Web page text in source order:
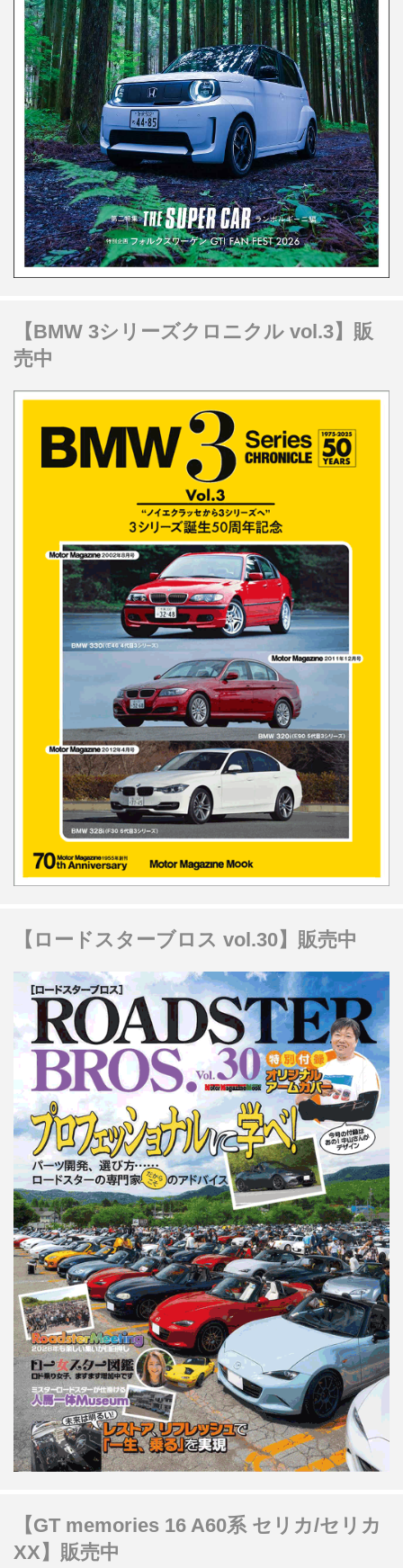
【BMW 3シリーズクロニクル vol.3】販
売中
【ロードスターブロス vol.30】販売中
【GT memories 16 A60系 セリカ/セリカ
XX】販売中